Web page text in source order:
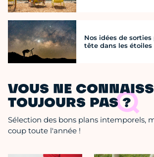
Nos idées de
tête dans les étoiles
VOUS NE
TOUJOURS PAS ?
Sélection des bons plans intemporels,
coup toute l'année !